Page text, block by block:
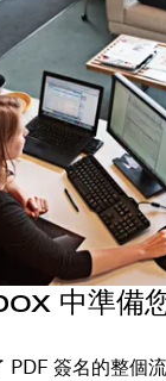
中準備
PDF 簽名的整個